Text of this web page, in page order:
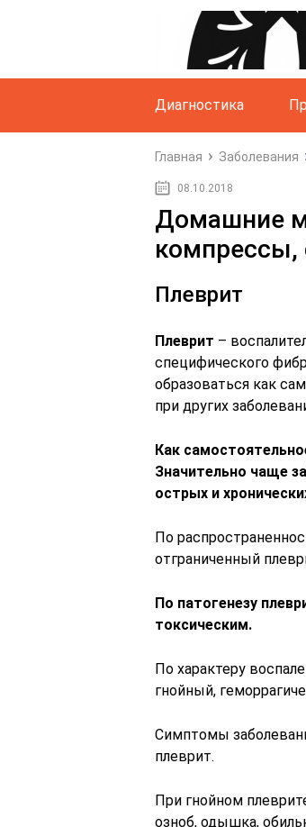
Диагностика
Главная Заболевания
08.10.2018
Домашние
компрессы,
Плеврит
Плеврит –
специфического
образоваться как
при других
Как
Значительно чаще
острых и
По
отграниченный
По патогенезу
токсическим.
По характеру
гнойный,
Симптомы
плеврит.
При гнойном
озноб, одышка,